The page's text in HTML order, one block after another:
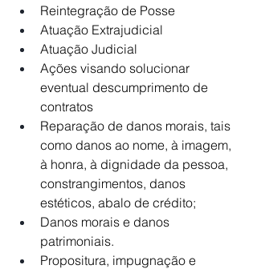
Reintegração de Posse
Atuação Extrajudicial
Atuação Judicial
Ações visando solucionar
eventual descumprimento de
contratos
Reparação de danos morais, tais
como danos ao nome, à imagem,
à honra, à dignidade da pessoa,
constrangimentos, danos
estéticos, abalo de crédito;
Danos morais e danos
patrimoniais.
Propositura, impugnação e